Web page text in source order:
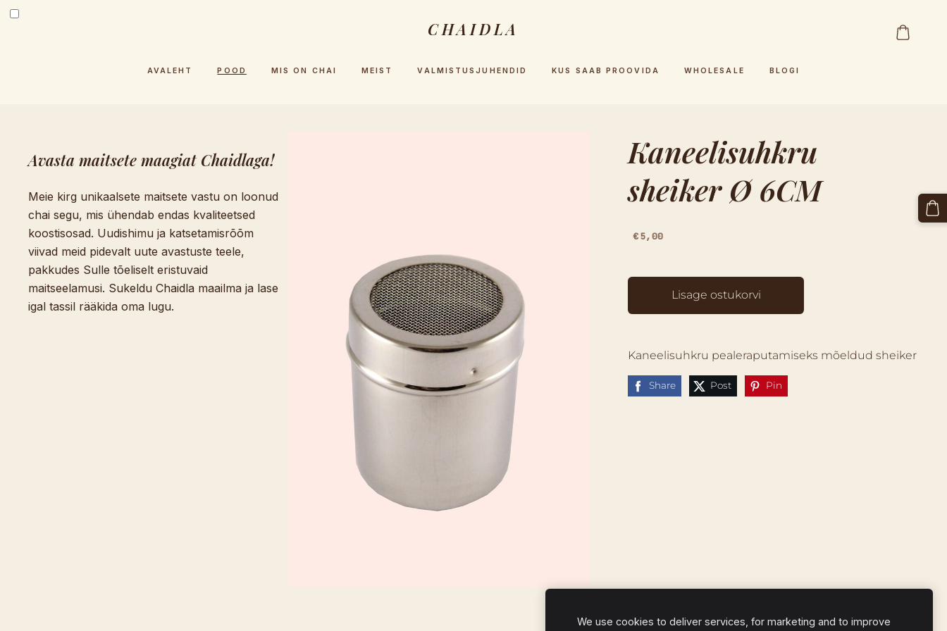
CHAIDLA
AVALEHT POOD MIS ON CHAI MEIST VALMISTUSJUHENDID KUS SAAB PROOVIDA WHOLESALE BLOGI
Avasta maitsete maagiat Chaidlaga!
Meie kirg unikaalsete maitsete vastu on loonud
chai segu, mis ühendab endas kvaliteetsed
koostisosad. Uudishimu ja katsetamisrõõm
viivad meid pidevalt uute avastuste teele,
pakkudes Sulle tõeliselt eristuvaid
maitseelamusi. Sukeldu Chaidla maailma ja lase
igal tassil rääkida oma lugu.
Kaneelisuhkru
sheiker Ø 6CM
€5,00
Lisage ostukorvi
Kaneelisuhkru pealeraputamiseks mõeldud sheiker
Share Post Pin
We use cookies to deliver services, for marketing and to improve